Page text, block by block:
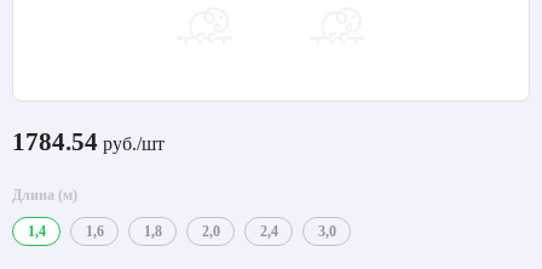
1784.54 руб./шт
Длина (м)
1,4 1,6 1,8 2,0 2,4 3,0